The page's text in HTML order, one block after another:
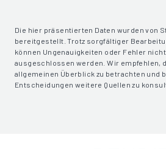
Die hier präsentierten Daten wurden von
bereitgestellt. Trotz sorgfältiger
können Ungenauigkeiten oder Fehler
ausgeschlossen werden. Wir empfehlen,
allgemeinen Überblick zu betrachten und
Entscheidungen weitere Quellen zu